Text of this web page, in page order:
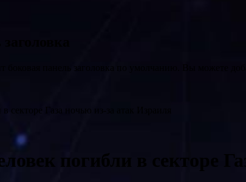
секторе Газа ночью из-за атак Израиля
погибли в секторе